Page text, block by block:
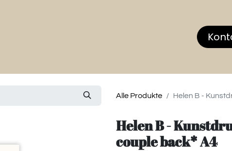
Über
Alle Produkte Helen B -
Helen B -
couple back* A4